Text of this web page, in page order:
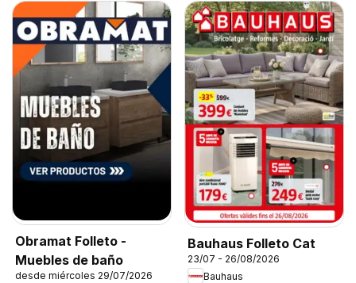
Obramat Folleto -
Muebles de baño
desde miércoles 29/07/2026
Bauhaus Folleto Cat
23/07 - 26/08/2026
Bauhaus